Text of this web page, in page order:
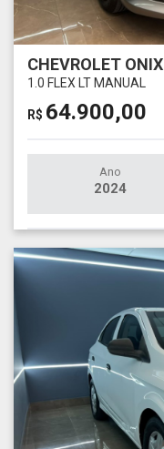
CHEVROLET ONIX
1.0 FLEX LT MANUAL
R$ 64.900,00
Ano
2024